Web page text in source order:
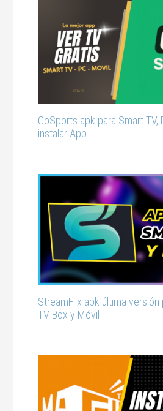
GoSports apk para Smart TV,
instalar App
StreamFlix apk última versión
TV Box y Móvil